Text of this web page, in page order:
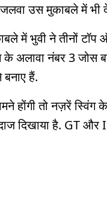
ऑफ लेंथ यॉर्कर
उस मुकाबले में भी
में भुवी ने तीनों टॉप
के अलावा नंबर 3 जोस
हैं.
होंगी तो नज़रें स्विंग
दिखाया है. GT और